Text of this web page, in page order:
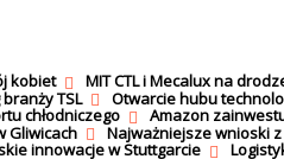
kobiet MIT CTL i Mecalux na
TSL
Otwarcie hubu
chłodniczego
Amazon
Gliwicach Najważniejsze wnioski z
innowacje w Stuttgarcie